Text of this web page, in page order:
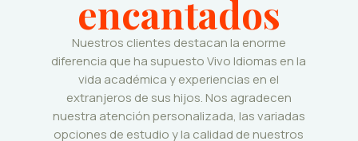
encantados
Nuestros clientes destacan la enorme
diferencia que ha supuesto Vivo Idiomas en la
vida académica y experiencias en el
extranjeros de sus hijos. Nos agradecen
nuestra atención personalizada, las variadas
opciones de estudio y la calidad de nuestros